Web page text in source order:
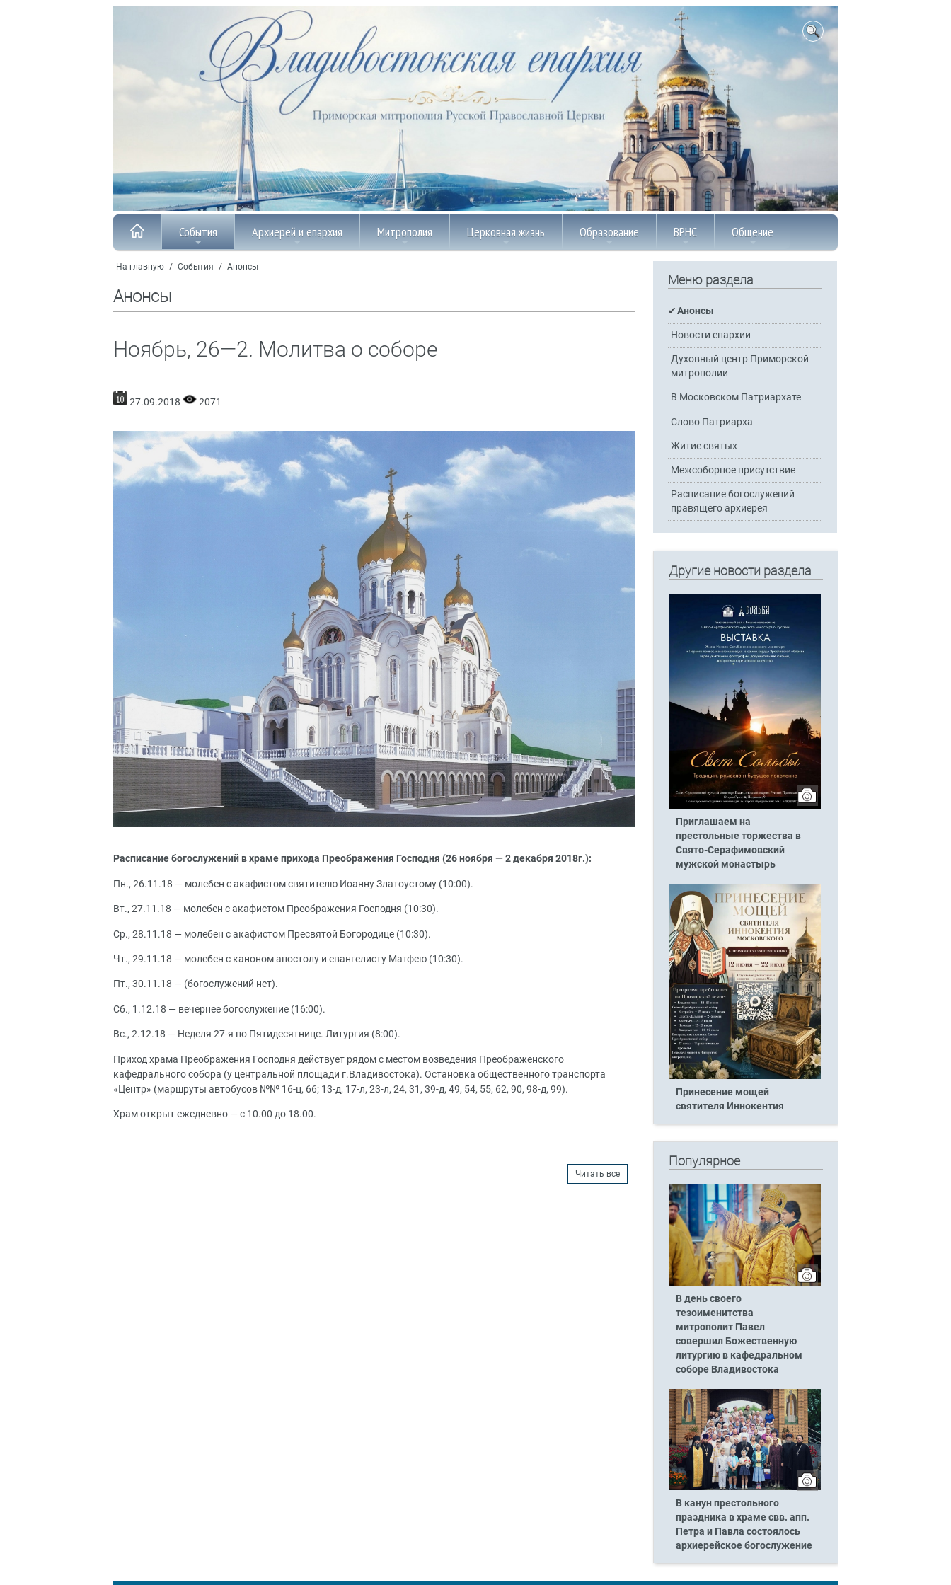
События Архиерей и епархия Митрополия Церковная жизнь Образование ВРНС Общение
На главную / События / Анонсы
Анонсы
Ноябрь, 26—2. Молитва о соборе
27.09.2018 2071
Расписание богослужений в храме прихода Преображения Господня (26 ноября — 2 декабря 2018г.):
Пн., 26.11.18 — молебен с акафистом святителю Иоанну Златоустому (10:00).
Вт., 27.11.18 — молебен с акафистом Преображения Господня (10:30).
Ср., 28.11.18 — молебен с акафистом Пресвятой Богородице (10:30).
Чт., 29.11.18 — молебен с каноном апостолу и евангелисту Матфею (10:30).
Пт., 30.11.18 — (богослужений нет).
Сб., 1.12.18 — вечернее богослужение (16:00).
Вс., 2.12.18 — Неделя 27-я по Пятидесятнице. Литургия (8:00).
Приход храма Преображения Господня действует рядом с местом возведения Преображенского
кафедрального собора (у центральной площади г.Владивостока). Остановка общественного транспорта
«Центр» (маршруты автобусов №№ 16-ц, 66; 13-д, 17-л, 23-л, 24, 31, 39-д, 49, 54, 55, 62, 90, 98-д, 99).
Храм открыт ежедневно — с 10.00 до 18.00.
Читать все
Меню раздела
Анонсы
Новости епархии
Духовный центр Приморской
митрополии
В Московском Патриархате
Слово Патриарха
Житие святых
Межсоборное присутствие
Расписание богослужений
правящего архиерея
Другие новости раздела
Приглашаем на
престольные торжества в
Свято-Серафимовский
мужской монастырь
Принесение мощей
святителя Иннокентия
Популярное
В день своего
тезоименитства
митрополит Павел
совершил Божественную
литургию в кафедральном
соборе Владивостока
В канун престольного
праздника в храме свв. апп.
Петра и Павла состоялось
архиерейское богослужение